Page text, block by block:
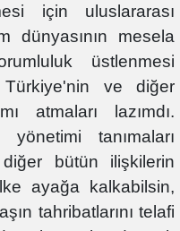
için uluslararası
dünyasının mesela
üstlenmesi
ve diğer
atmaları lazımdı.
tanımaları
bütün ilişkilerin
ayağa kalkabilsin,
tahribatlarını telafi